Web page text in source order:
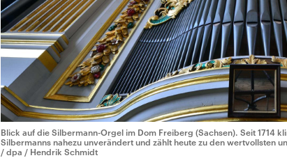
Blick auf die Silbermann-Orgel im Dom Freiberg (Sachsen). Seit 1714
Silbermanns nahezu unverändert und zählt heute zu den wertvollsten
/ dpa / Hendrik Schmidt